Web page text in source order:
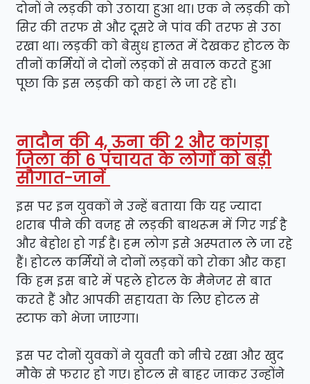
दोनों ने लड़की को उठाया हुआ था। एक ने लड़की को
सिर की तरफ से और दूसरे ने पांव की तरफ से उठा
रखा था। लड़की को बेसुध हालत में देखकर होटल के
तीनों कर्मियों ने दोनों लड़कों से सवाल करते हुआ
पूछा कि इस लड़की को कहां ले जा रहे हो।
नादौन की 4, ऊना की 2 और कांगड़ा
जिला की 6 पंचायत के लोगों को बड़ी
सौगात-जानें
इस पर इन युवकों ने उन्हें बताया कि यह ज्यादा
शराब पीने की वजह से लड़की बाथरूम में गिर गई है
और बेहोश हो गई है। हम लोग इसे अस्पताल ले जा रहे
हैं। होटल कर्मियों ने दोनों लड़कों को रोका और कहा
कि हम इस बारे में पहले होटल के मैनेजर से बात
करते हैं और आपकी सहायता के लिए होटल से
स्टाफ को भेजा जाएगा।
इस पर दोनों युवकों ने युवती को नीचे रखा और खुद
मौके से फरार हो गए। होटल से बाहर जाकर उन्होंने